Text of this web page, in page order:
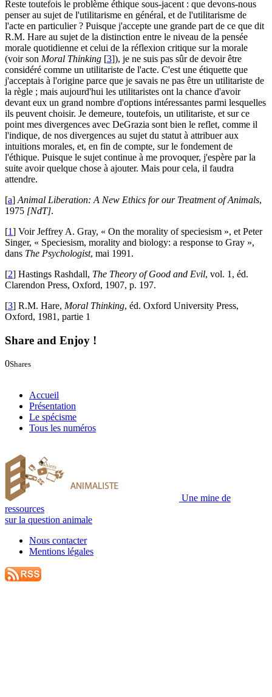
Reste toutefois le problème éthique sous-jacent : que devons-nous
penser au sujet de l'utilitarisme en général, et de l'utilitarisme de
l'acte en particulier ? Puisque j'accepte une grande part de ce que dit
R.M. Hare au sujet de la distinction entre le niveau de la pensée
morale quotidienne et celui de la réflexion critique sur la morale
(voir son Moral Thinking [3]), je ne suis pas sûr de devoir être
considéré comme un utilitariste de l'acte. C'est une étiquette que
j'acceptais à l'origine parce que je savais ne pas être un utilitariste de
la règle ; mais aujourd'hui les utilitaristes ont la chance d'avoir
devant eux un grand nombre d'options intéressantes parmi lesquelles
ils peuvent choisir. Je demeure, toutefois, un utilitariste, et sur ce
point mes divergences avec DeGrazia sont bien le reflet, comme il
l'indique, de nos divergences au sujet du statut à attribuer aux
intuitions morales, et, en fin de compte, sur le fondement de
l'éthique. Puisque le sujet continue à me provoquer, j'espère par la
suite avoir quelque chose à ajouter. Mais pour cela, il faudra
attendre.
[a] Animal Liberation: A New Ethics for our Treatment of Animals,
1975 [NdT].
[1] Voir Jeffrey A. Gray, « On the morality of speciesism », et Peter
Singer, « Speciesism, morality and biology: a response to Gray »,
dans The Psychologist, mai 1991.
[2] Hastings Rashdall, The Theory of Good and Evil, vol. 1, éd.
Clarendon Press, Oxford, 1907, p. 197.
[3] R.M. Hare, Moral Thinking, éd. Oxford University Press,
Oxford, 1981, partie 1
Share and Enjoy !
0Shares
Accueil
Présentation
Le spécisme
Tous les numéros
Une mine de
ressources
sur la question animale
Nous contacter
Mentions légales